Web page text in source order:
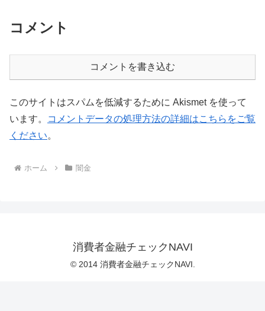
コメント
コメントを書き込む
このサイトはスパムを低減するために Akismet を使って
います。
コメントデータの処理方法の詳細はこちらをご覧
ください。
ホーム 闇金
消費者金融チェックNAVI
© 2014 消費者金融チェックNAVI.